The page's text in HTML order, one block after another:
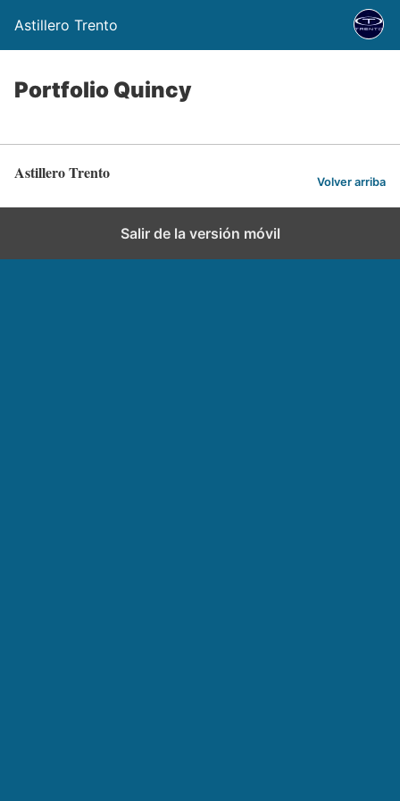
Astillero Trento
Portfolio Quincy
Astillero Trento Volver arriba
Salir de la versión móvil